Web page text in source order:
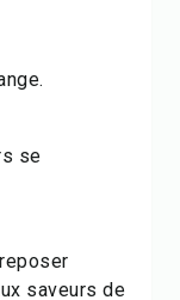
se
saveurs de